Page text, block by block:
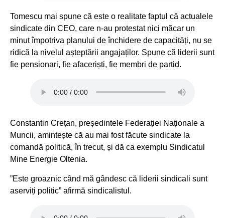
Tomescu mai spune că este o realitate faptul că actualele
sindicate din CEO, care n-au protestat nici măcar un
minut împotriva planului de închidere de capacități, nu se
ridică la nivelul așteptării angajaților. Spune că liderii sunt
fie pensionari, fie afaceriști, fie membri de partid.
Constantin Crețan, președintele Federației Naționale a
Muncii, amintește că au mai fost făcute sindicate la
comandă politică, în trecut, și dă ca exemplu Sindicatul
Mine Energie Oltenia.
”Este groaznic când mă gândesc că liderii sindicali sunt
aserviți politic” afirmă sindicalistul.